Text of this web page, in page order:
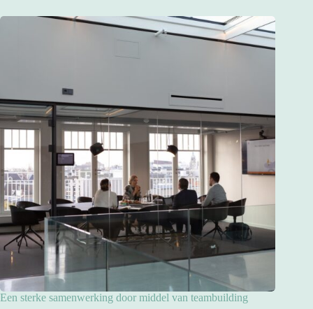
Een sterke samenwerking door middel van teambuilding